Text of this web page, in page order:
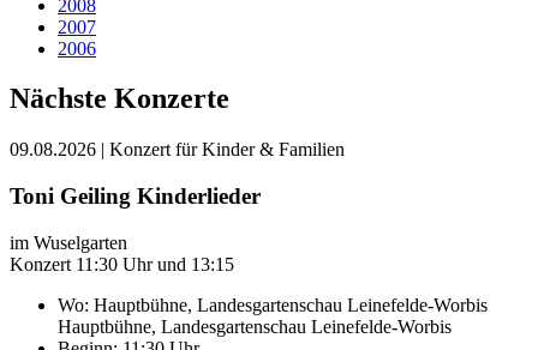
2008
2007
2006
Nächste Konzerte
09.08.2026 | Konzert für Kinder & Familien
Toni Geiling Kinderlieder
im Wuselgarten
Konzert 11:30 Uhr und 13:15
Wo: Hauptbühne, Landesgartenschau Leinefelde-Worbis
Hauptbühne, Landesgartenschau Leinefelde-Worbis